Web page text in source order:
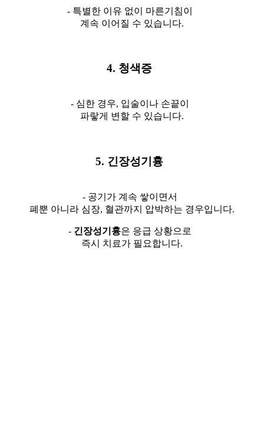
- 특별한 이유 없이 마른기침이
계속 이어질 수 있습니다.
4. 청색증
- 심한 경우, 입술이나 손끝이
파랗게 변할 수 있습니다.
5. 긴장성기흉
- 공기가 계속 쌓이면서
폐뿐 아니라 심장, 혈관까지 압박하는 경우입니다.
- 긴장성기흉은 응급 상황으로
즉시 치료가 필요합니다.